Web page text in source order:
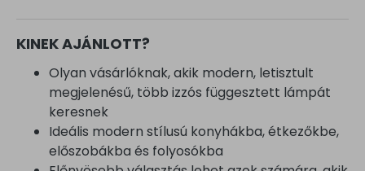
KINEK AJÁNLOTT?
Olyan vásárlóknak, akik modern, letisztult
megjelenésű, több izzós függesztett lámpát
keresnek
Ideális modern stílusú konyhákba, étkezőkbe,
előszobákba és folyosókba